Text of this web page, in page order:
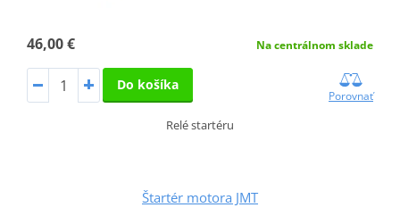
46,00 € Na centrálnom sklade
Do košíka
Porovnať
Relé startéru
Štartér motora JMT